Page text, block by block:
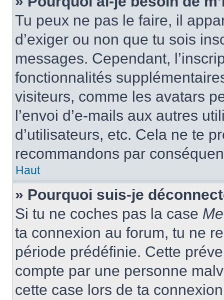
Tu peux ne pas le faire, il
d’exiger ou non que tu sois
messages. Cependant,
fonctionnalités
visiteurs, comme les avatars
l’envoi d’e-mails aux autres
d’utilisateurs, etc. Cela ne te
recommandons par
Haut
» Pourquoi suis-je
Si tu ne coches pas la case
ta connexion au forum, tu ne
période prédéfinie. Cette
compte par une personne
cette case lors de ta